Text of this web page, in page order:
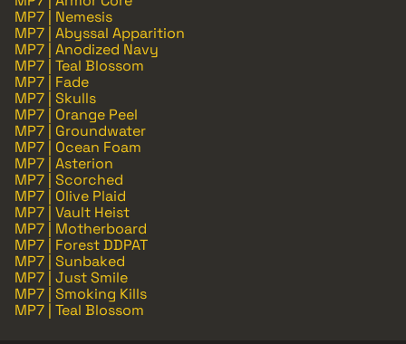
MP7 | Nemesis
MP7 | Abyssal Apparition
MP7 | Anodized Navy
MP7 | Teal Blossom
MP7 | Fade
MP7 | Skulls
MP7 | Orange Peel
MP7 | Groundwater
MP7 | Ocean Foam
MP7 | Asterion
MP7 | Scorched
MP7 | Olive Plaid
MP7 | Vault Heist
MP7 | Motherboard
MP7 | Forest DDPAT
MP7 | Sunbaked
MP7 | Just Smile
MP7 | Smoking Kills
MP7 | Teal Blossom